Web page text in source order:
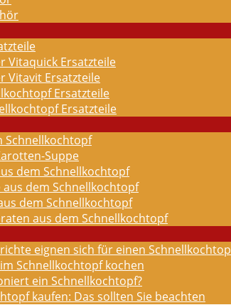
Vitaquick Ersatzteile
Vitavit Ersatzteile
Ersatzteile
Ersatzteile
Schnellkochtopf
Suppe
dem Schnellkochtopf
aus dem Schnellkochtopf
dem Schnellkochtopf
aus dem Schnellkochtopf
eignen sich für einen
Schnellkochtopf kochen
ein Schnellkochtopf?
kaufen: Das sollten Sie beachten